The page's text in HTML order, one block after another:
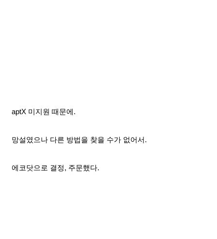
aptX 미지원 때문에.
망설였으나 다른 방법을 찾을 수가 없어서.
에코닷으로 결정, 주문했다.